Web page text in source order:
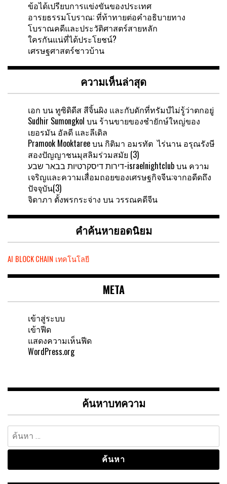
แนวคิดของข้อได้เปรียบทางการแข่งขัน
ข้อได้เปรียบการแข่งขันของประเทศ
อารยธรรมโบราณ: ที่ท้าทายต่อคำอธิบายทาง
โบราณคดีและประวัติศาสตร์สายหลัก
ใครกันแน่ที่ได้ประโยชน์?
ความเห็นล่าสุด
เอกบนทูซิดิดีส สีจิ้นผิง และกับดักที่ทรัมป์ไม่รู้ว่าตกอยู่
Sudhir Sumongkolบนร้านขายของชำยักษ์ใหญ่ของ
เยอรมัน อัลดี และลีเดิล
Pramook Mooktareeบนกิติมา อมรทัต ไร่นาน อรุณรังษี
สองปัญญาชนมุสลิมร่วมสมัย (3)
เจริญและความเสื่อมถอยของเศรษฐกิจจีน:จากอดีดถึง
ปัจจุบัน(3)
จิดาภา ตั้งพรกระจ่าง
วรรณคดีจีน
คำค้นหายอดนิยม
เข้าสู่ระบบ
เข้าฟีด
ค้นหาบทความ
สำหรับ: